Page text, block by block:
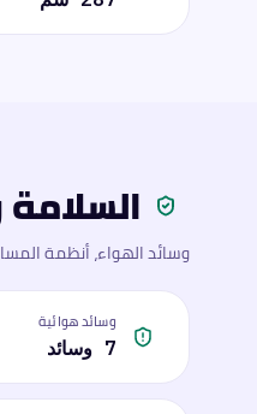
وسائد الهواء، أنظمة
وسائد هوائية
7 وسائد